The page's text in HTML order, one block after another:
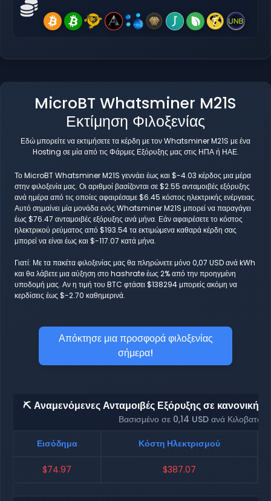
MicroBT Whatsminer M21S
Εκτίμηση Φιλοξενίας
Εδώ μπορείτε να εκτιμήσετε τα κέρδη με τον Whatsminer M21S με ένα
Hosting σε μία από τις Φάρμες Εξόρυξης μας στις ΗΠΑ ή ΗΑΕ.
Το MicroBT Whatsminer M21S γεννάει έως και $-4.03 κέρδος μια μέρα
στην φιλοξενία μας. Οι αριθμοί βασίζονται σε $2.55 ανταμοιβές εξόρυξης
ανά ημέρα από τις οποίες αφαιρέσαμε $6.45 κόστος ηλεκτρικής ενέργειας.
Αυτό σημαίνει μία μονάδα ενός Whatsminer M21S μπορεί να παραγάγει
έως $76.47 ανταμοιβές εξόρυξης ανά μήνα. Εάν αφαιρέσετε το κόστος
ηλεκτρικού ρεύματος από $193.54 τα εκτιμώμενα καθαρά κέρδη σας
μπορεί να είναι έως και $-117.07 κατά μήνα.
Γιατί: Με τα πακέτα φιλοξενίας μας θα πληρώνετε μόνο 0,07 USD ανά kWh
και θα λάβετε μια αύξηση στο hashrate έως 2% από την προηγμένη
υποδομή μας. Αν η τιμή του BTC φτάσει $138294 μπορείς ακόμη να
κερδίσεις έως $-2.70 καθημερινά.
Απόκτησε μια προσφορά φιλοξενίας
σήμερα!
⛏️ Αναμενόμενες Ανταμοιβές Εξόρυξης σε κανονική
Βασισμένο σε 0,14 USD ανά
Εισόδημα
Κόστη Ηλεκτρισμού
$74.97 $387.07